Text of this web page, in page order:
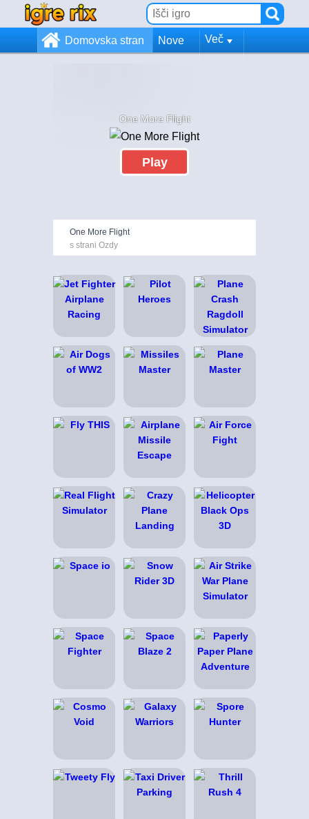
Domovska stran Nove Več
One More Flight
Play
One More Flight
s strani Ozdy